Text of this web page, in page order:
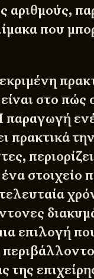
αριθμούς,
που
στο πώς
παραγωγή
πρακτικά
στοιχείο
επιλογή
της